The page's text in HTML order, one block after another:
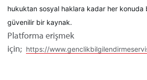
hukuktan sosyal haklara kadar her konuda
güvenilir bir kaynak.
Platforma erişmek
için; https://